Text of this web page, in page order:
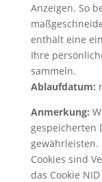
Anzeigen. So
enthält eine
Ihre
sammeln.
Ablaufdatum:
Anmerkung:
gespeicherten
gewährleisten.
Cookies sind
das Cookie